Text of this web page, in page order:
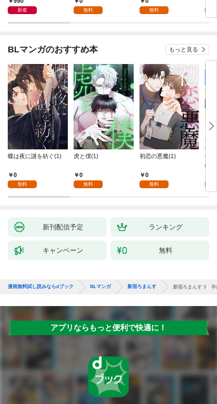
新着 無料
イフ～ 第1話
無料
BLマンガのおすすめ本 もっと見る
蝶は夜に謎を紡ぐ(1)
0
無料
虎と僕(1)
0
無料
初恋の悪魔(1)
0
無料
齢
新刊配信予定 ランキング
キャンペーン 無料
漫画無料試し読みならdブック BLマンガ 新宿ろまんす 新宿ろまんす 3 辛
アプリならもっと便利で快適に！